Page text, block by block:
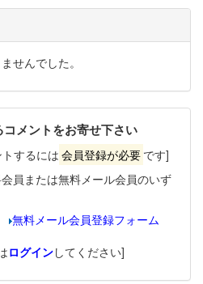
せんでした。
メントをお寄せ下さい
するには 会員登録が必要 です]
員または無料メール会員のいず
無料メール会員登録フォーム
ログインしてください]